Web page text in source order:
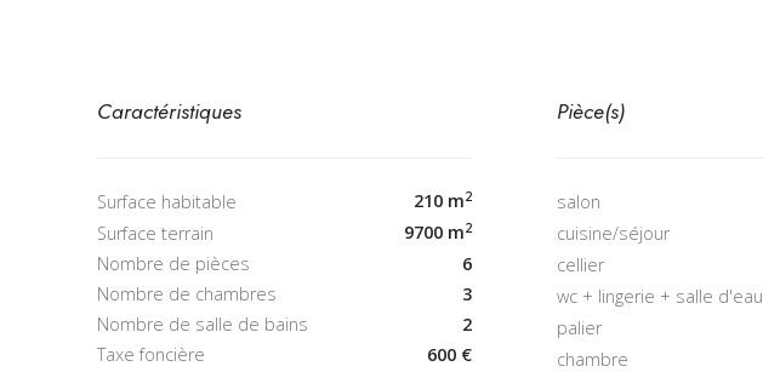
Caractéristiques
Surface habitable 210 m2
Surface terrain 9700 m2
Nombre de pièces
6
Nombre de chambres
3
Nombre de salle de bains
2
Taxe foncière
600 €
Pièce(s)
salon
cuisine/séjour
cellier
wc + lingerie + salle d'eau
palier
chambre